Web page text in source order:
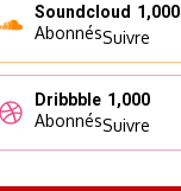
Soundcloud 1,000
AbonnésSuivre
Dribbble 1,000
AbonnésSuivre